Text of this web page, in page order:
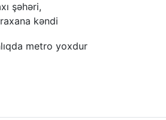
şəhəri,
kəndi
metro yoxdur